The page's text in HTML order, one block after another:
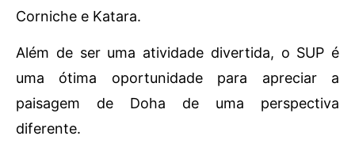
Corniche e Katara.
Além de ser uma atividade divertida, o SUP é
uma ótima oportunidade para apreciar a
paisagem de Doha de uma perspectiva
diferente.